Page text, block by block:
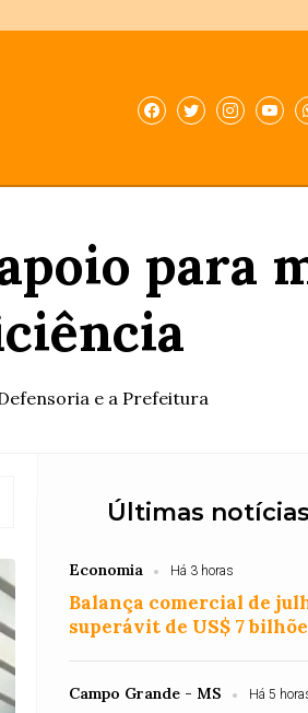
para
e a Prefeitura
Últimas notícias
Economia Há 3 horas
Balança comercial de
superávit de US$ 7
Campo Grande - MS Há 5